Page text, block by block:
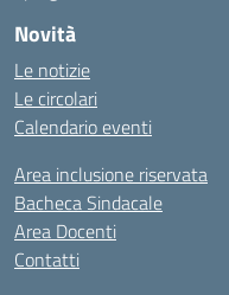
Novità
Le notizie
Le circolari
Calendario eventi
Area inclusione riservata
Bacheca Sindacale
Area Docenti
Contatti